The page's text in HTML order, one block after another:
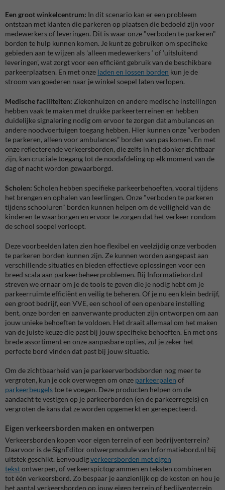
Een groot winkelcentrum: In dit scenario kan er een probleem
ontstaan met klanten die parkeren op plaatsen die bedoeld zijn voor
medewerkers of leveringen. Dit is waar onze "verboden te parkeren"
borden te hulp kunnen komen. Je kunt ze gebruiken om specifieke
gebieden aan te wijzen als 'alleen medewerkers ‘ of ’uitsluitend
leveringen', wat zorgt voor een efficiënt gebruik van de beschikbare
parkeerplaatsen. En met onze laden en lossen borden kun je de
stroom van goederen naar je winkel soepel laten verlopen.
Medische faciliteiten: Ziekenhuizen en andere medische instellingen
hebben vaak te maken met drukke parkeerterreinen en hebben
duidelijke signalering nodig om ervoor te zorgen dat ambulances en
andere noodvoertuigen toegang hebben. Hier kunnen onze “verboden
te parkeren, alleen voor ambulances” borden van pas komen. En met
onze reflecterende verkeersborden, die zelfs in het donker zichtbaar
zijn, kan cruciale toegang tot de noodafdeling op elk moment van de
dag of nacht worden gewaarborgd.
Scholen: Scholen hebben specifieke parkeerbehoeften, vooral tijdens
het brengen en ophalen van leerlingen. Onze "verboden te parkeren
tijdens schooluren" borden kunnen helpen om de veiligheid van de
kinderen te waarborgen en ervoor te zorgen dat het verkeer rondom
de school soepel verloopt.
Deze voorbeelden laten zien hoe flexibel en veelzijdig onze verboden
te parkeren borden kunnen zijn. Ze kunnen worden aangepast aan
verschillende situaties en bieden effectieve oplossingen voor een
breed scala aan parkeerbeheerproblemen. Bij Informatiebord.nl
streven we ernaar om je de tools te geven die je nodig hebt om je
parkeerruimte efficiënt en veilig te beheren. Of je nu een klein bedrijf,
een groot bedrijf, een VVE, een school of een openbare instelling
bent, onze borden en aanverwante producten zijn ontworpen om aan
jouw unieke behoeften te voldoen. Het draait allemaal om het maken
van de juiste keuze die past bij jouw specifieke behoeften. En met ons
brede assortiment en onze aanpasbare opties, zul je zeker het
perfecte bord vinden dat past bij jouw situatie.
Om de zichtbaarheid van je parkeerverbodsborden nog meer te
vergroten, kun je ook overwegen om onze parkeerpalen of
parkeerbeugelstoe te voegen. Deze producten helpen om de
aandacht te vestigen op je parkeerborden (en de parkeerregels) en
vergroten de kans dat ze worden opgemerkt en gerespecteerd.
Eigen verkeersborden maken en ontwerpen
Verkeersborden kopen voor eigen terrein of een bedrijventerrein?
Daarvoor is de SignEditor ontwerpmodule van Informatiebord.nl bij
uitstek geschikt. Eenvoudigverkeersborden met eigen
tekstontwerpen, of verkeerspictogrammen en teksten combineren
tot één verkeersbord. Zo bespaar je aanzienlijk op de kosten en hou je
het aantal verkeersborden op jouw eigen terrein of bedijventerrein